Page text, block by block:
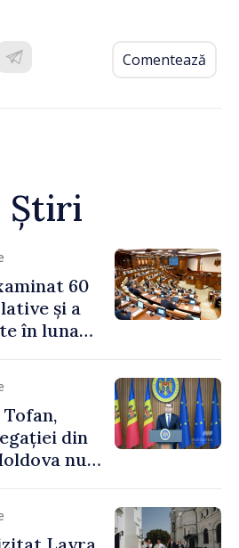
Comentează
Știri
60
și a
în luna
din
nu
acestei
de